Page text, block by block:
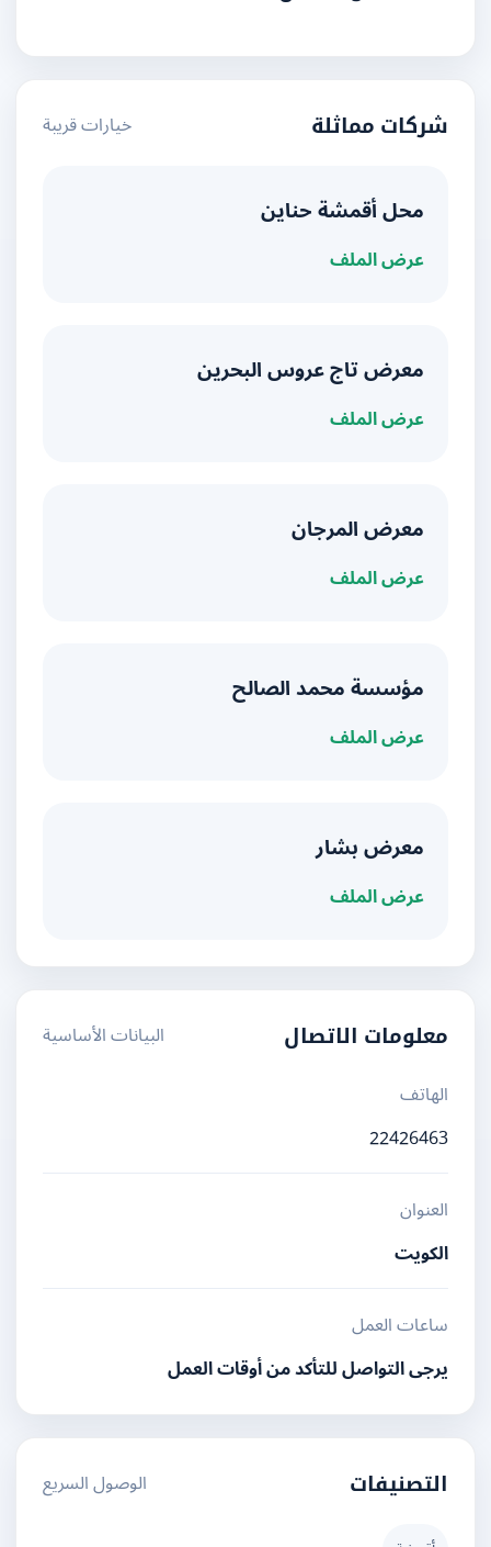
شركات مماثلة خيارات قريبة
محل أقمشة حناين
عرض الملف
معرض تاج عروس البحرين
عرض الملف
معرض المرجان
عرض الملف
مؤسسة محمد الصالح
عرض الملف
معرض بشار
عرض الملف
معلومات الاتصال
البيانات الأساسية
الهاتف
22426463
العنوان
الكويت
ساعات العمل
يرجى التواصل للتأكد من أوقات العمل
التصنيفات الوصول السريع